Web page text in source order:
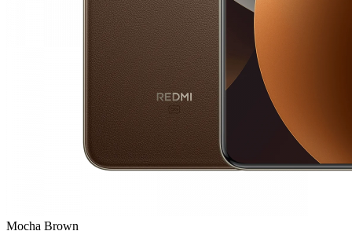
Mocha Brown